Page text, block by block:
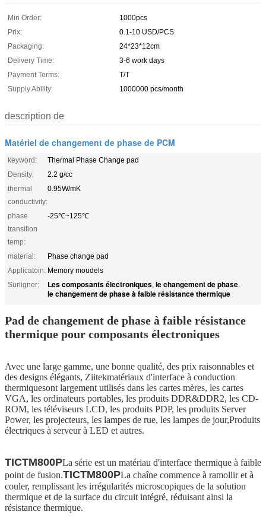
Min Order:
1000pcs
Prix:
0.1-10 USD/PCS
Packaging:
24*23*12cm
Delivery Time:
3-6 work days
Payment Terms:
T/T
Supply Ability:
1000000 pcs/month
description de
Matériel de changement de phase de PCM
keyword:
Thermal Phase Change pad
Density:
2.2 g/cc
thermal
conductivity:
0.95W/mK
phase
transition
temp:
-25℃~125℃
material:
Phase change pad
Applicatoin: Memory moudels
Surligner:
Les composants électroniques, le changement de phase,
le changement de phase à faible résistance thermique
Pad de changement de phase à faible résistance
thermique pour composants électroniques
Avec une large gamme, une bonne qualité, des prix raisonnables et
des designs élégants, Ziitekmatériaux d'interface à conduction
thermiquesont largement utilisés dans les cartes mères, les cartes
VGA, les ordinateurs portables, les produits DDR&DDR2, les CD-
ROM, les téléviseurs LCD, les produits PDP, les produits Server
Power, les projecteurs, les lampes de rue, les lampes de jour,Produits
électriques à serveur à LED et autres.
TICTM800PLa série est un matériau d'interface thermique à faible
point de fusion.TICTM800PLa chaîne commence à ramollir et à
couler, remplissant les irrégularités microscopiques de la solution
thermique et de la surface du circuit intégré, réduisant ainsi la
résistance thermique.